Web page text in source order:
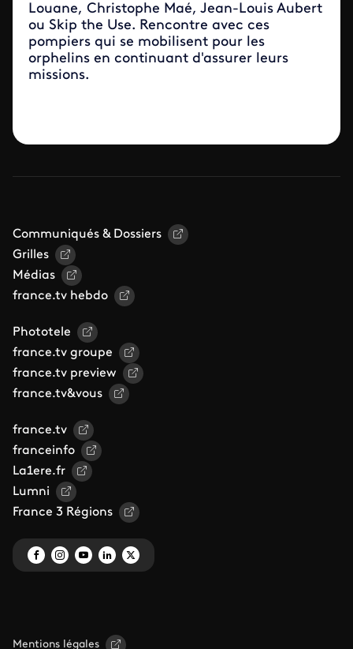
Louane, Christophe Maé, Jean-Louis Aubert
ou Skip the Use. Rencontre avec ces
pompiers qui se mobilisent pour les
orphelins en continuant d'assurer leurs
missions.
Communiqués & Dossiers
Grilles
Médias
france.tv hebdo
Phototele
france.tv groupe
france.tv preview
france.tv&vous
france.tv
franceinfo
La1ere.fr
Lumni
France 3 Régions
Mentions légales